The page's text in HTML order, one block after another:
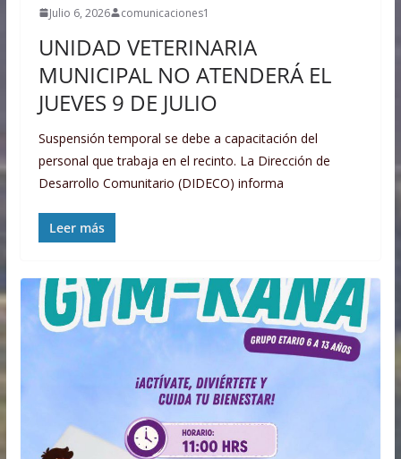
Julio 6, 2026 comunicaciones1
UNIDAD VETERINARIA
MUNICIPAL NO ATENDERÁ EL
JUEVES 9 DE JULIO
Suspensión temporal se debe a capacitación del
personal que trabaja en el recinto. La Dirección de
Desarrollo Comunitario (DIDECO) informa
Leer más